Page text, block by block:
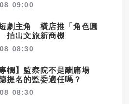
09:00
劇主角 橫店推「角色圓
拍出文旅新商機
08:30
欄】監察院不是酬庸場
提名的監委適任嗎？
08:30